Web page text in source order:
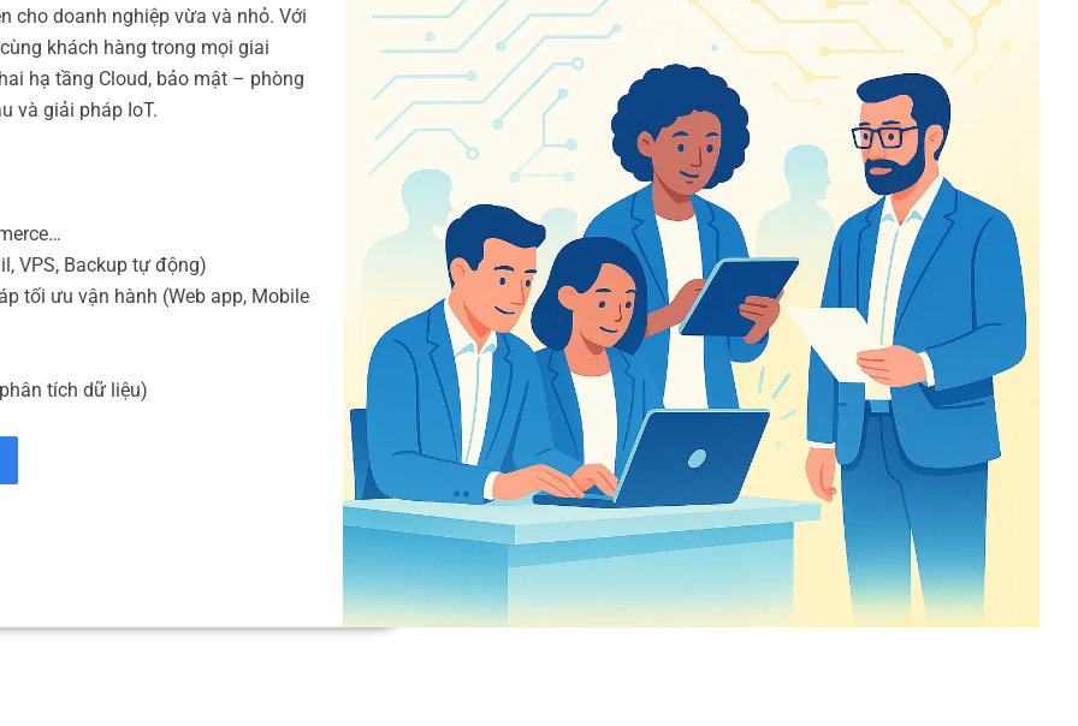
cho doanh nghiệp vừa và nhỏ. Với
khách hàng trong mọi giai
hạ tầng Cloud, bảo mật – phòng
và giải pháp IoT.
VPS, Backup tự động)
tối ưu vận hành (Web app, Mobile
tích dữ liệu)